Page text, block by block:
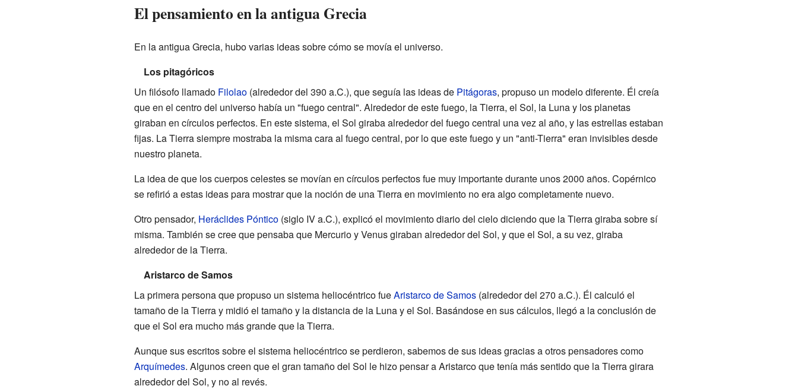
El pensamiento en la antigua Grecia
En la antigua Grecia, hubo varias ideas sobre cómo se movía el universo.
Los pitagóricos
Un filósofo llamado Filolao(alrededor del 390 a.C.), que seguía las ideas de Pitágoras, propuso un modelo diferente. Él creía
que en el centro del universo había un "fuego central". Alrededor de este fuego, la Tierra, el Sol, la Luna y los planetas
giraban en círculos perfectos. En este sistema, el Sol giraba alrededor del fuego central una vez al año, y las estrellas estaban
fijas. La Tierra siempre mostraba la misma cara al fuego central, por lo que este fuego y un "anti-Tierra" eran invisibles desde
nuestro planeta.
La idea de que los cuerpos celestes se movían en círculos perfectos fue muy importante durante unos 2000 años. Copérnico
se refirió a estas ideas para mostrar que la noción de una Tierra en movimiento no era algo completamente nuevo.
Otro pensador, Heráclides Póntico(siglo IV a.C.), explicó el movimiento diario del cielo diciendo que la Tierra giraba sobre sí
misma. También se cree que pensaba que Mercurio y Venus giraban alrededor del Sol, y que el Sol, a su vez, giraba
alrededor de la Tierra.
Aristarco de Samos
La primera persona que propuso un sistema heliocéntrico fueAristarco de Samos(alrededor del 270 a.C.). Él calculó el
tamaño de la Tierra y midió el tamaño y la distancia de la Luna y el Sol. Basándose en sus cálculos, llegó a la conclusión de
que el Sol era mucho más grande que la Tierra.
Aunque sus escritos sobre el sistema heliocéntrico se perdieron, sabemos de sus ideas gracias a otros pensadores como
Arquímedes. Algunos creen que el gran tamaño del Sol le hizo pensar a Aristarco que tenía más sentido que la Tierra girara
alrededor del Sol, y no al revés.